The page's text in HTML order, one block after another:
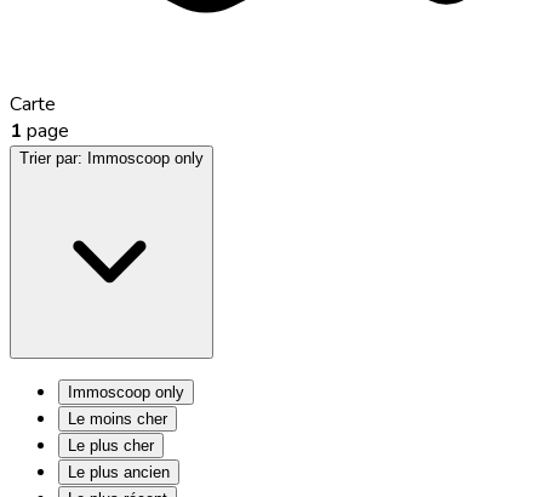
Carte
1 page
Trier par: Immoscoop only
Immoscoop only
Le moins cher
Le plus cher
Le plus ancien